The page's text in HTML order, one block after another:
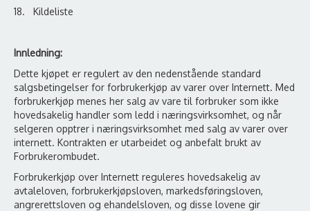
18. Kildeliste
Innledning:
Dette kjøpet er regulert av den nedenstående standard
salgsbetingelser for forbrukerkjøp av varer over Internett. Med
forbrukerkjøp menes her salg av vare til forbruker som ikke
hovedsakelig handler som ledd i næringsvirksomhet, og når
selgeren opptrer i næringsvirksomhet med salg av varer over
internett. Kontrakten er utarbeidet og anbefalt brukt av
Forbrukerombudet.
Forbrukerkjøp over Internett reguleres hovedsakelig av
avtaleloven, forbrukerkjøpsloven, markedsføringsloven,
angrerettsloven og ehandelsloven, og disse lovene gir